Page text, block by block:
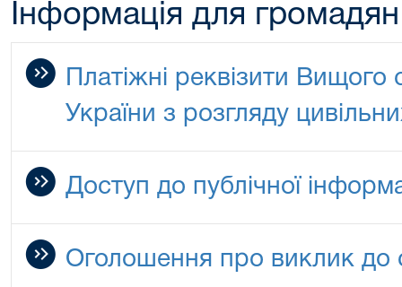
Інформація для громадян
Платіжні реквізити Вищого
України з розгляду
Доступ до публічної
Оголошення про виклик до